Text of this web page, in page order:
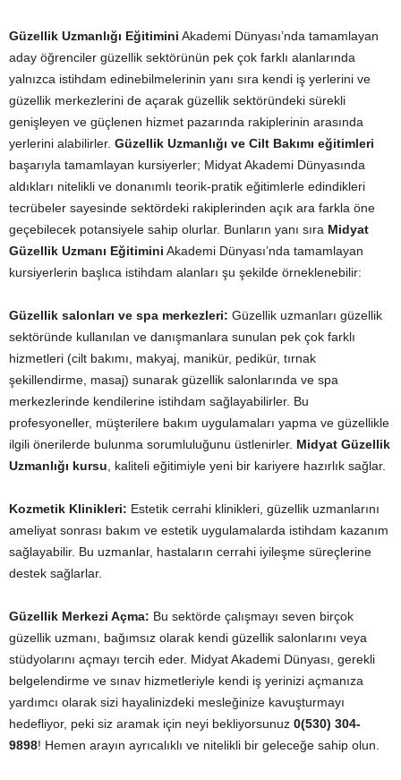
Güzellik Uzmanlığı Eğitimini Akademi Dünyası’nda tamamlayan
aday öğrenciler güzellik sektörünün pek çok farklı alanlarında
yalnızca istihdam edinebilmelerinin yanı sıra kendi iş yerlerini ve
güzellik merkezlerini de açarak güzellik sektöründeki sürekli
genişleyen ve güçlenen hizmet pazarında rakiplerinin arasında
yerlerini alabilirler. Güzellik Uzmanlığı ve Cilt Bakımı eğitimleri
başarıyla tamamlayan kursiyerler; Midyat Akademi Dünyasında
aldıkları nitelikli ve donanımlı teorik-pratik eğitimlerle edindikleri
tecrübeler sayesinde sektördeki rakiplerinden açık ara farkla öne
geçebilecek potansiyele sahip olurlar. Bunların yanı sıra Midyat
Güzellik Uzmanı Eğitimini Akademi Dünyası’nda tamamlayan
kursiyerlerin başlıca istihdam alanları şu şekilde örneklenebilir:
Güzellik salonları ve spa merkezleri: Güzellik uzmanları güzellik
sektöründe kullanılan ve danışmanlara sunulan pek çok farklı
hizmetleri (cilt bakımı, makyaj, manikür, pedikür, tırnak
şekillendirme, masaj) sunarak güzellik salonlarında ve spa
merkezlerinde kendilerine istihdam sağlayabilirler. Bu
profesyoneller, müşterilere bakım uygulamaları yapma ve güzellikle
ilgili önerilerde bulunma sorumluluğunu üstlenirler. Midyat Güzellik
Uzmanlığı kursu, kaliteli eğitimiyle yeni bir kariyere hazırlık sağlar.
Kozmetik Klinikleri: Estetik cerrahi klinikleri, güzellik uzmanlarını
ameliyat sonrası bakım ve estetik uygulamalarda istihdam kazanım
sağlayabilir. Bu uzmanlar, hastaların cerrahi iyileşme süreçlerine
destek sağlarlar.
Güzellik Merkezi Açma: Bu sektörde çalışmayı seven birçok
güzellik uzmanı, bağımsız olarak kendi güzellik salonlarını veya
stüdyolarını açmayı tercih eder. Midyat Akademi Dünyası, gerekli
belgelendirme ve sınav hizmetleriyle kendi iş yerinizi açmanıza
yardımcı olarak sizi hayalinizdeki mesleğinize kavuşturmayı
hedefliyor, peki siz aramak için neyi bekliyorsunuz 0(530) 304-
9898! Hemen arayın ayrıcalıklı ve nitelikli bir geleceğe sahip olun.